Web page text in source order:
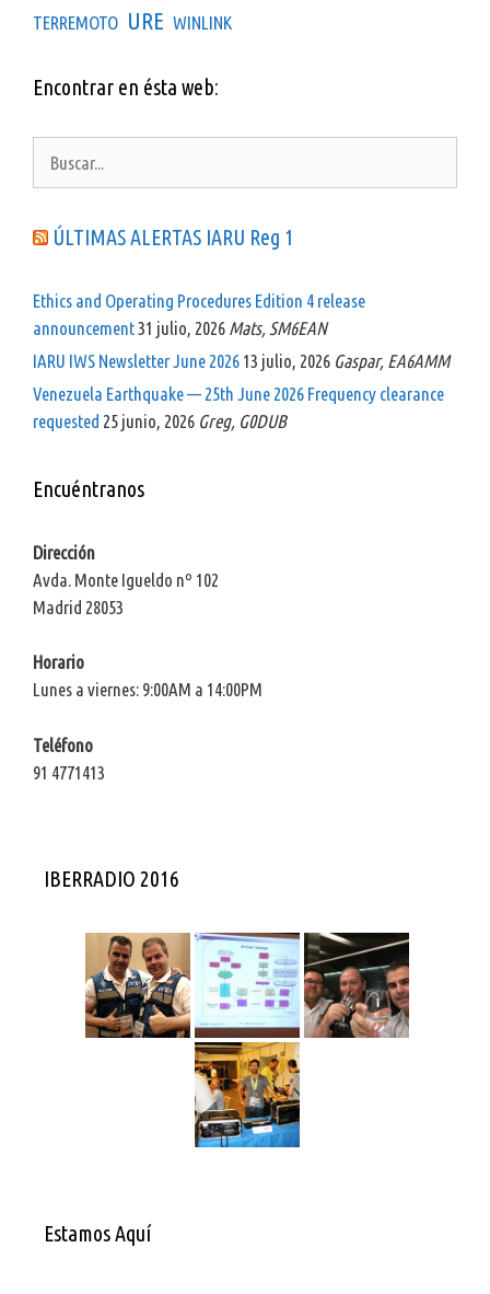
TERREMOTO URE WINLINK
Encontrar en ésta web:
ÚLTIMAS ALERTAS IARU Reg 1
Ethics and Operating Procedures Edition 4 release
announcement31 julio, 2026 Mats, SM6EAN
IARU IWS Newsletter June 2026 13 julio, 2026 Gaspar, EA6AMM
Venezuela Earthquake — 25th June 2026 Frequency clearance
requested 25 junio, 2026 Greg, G0DUB
Encuéntranos
Dirección
Avda. Monte Igueldo nº 102
Madrid 28053
Horario
Lunes a viernes: 9:00AM a 14:00PM
Teléfono
91 4771413
IBERRADIO 2016
Estamos Aquí